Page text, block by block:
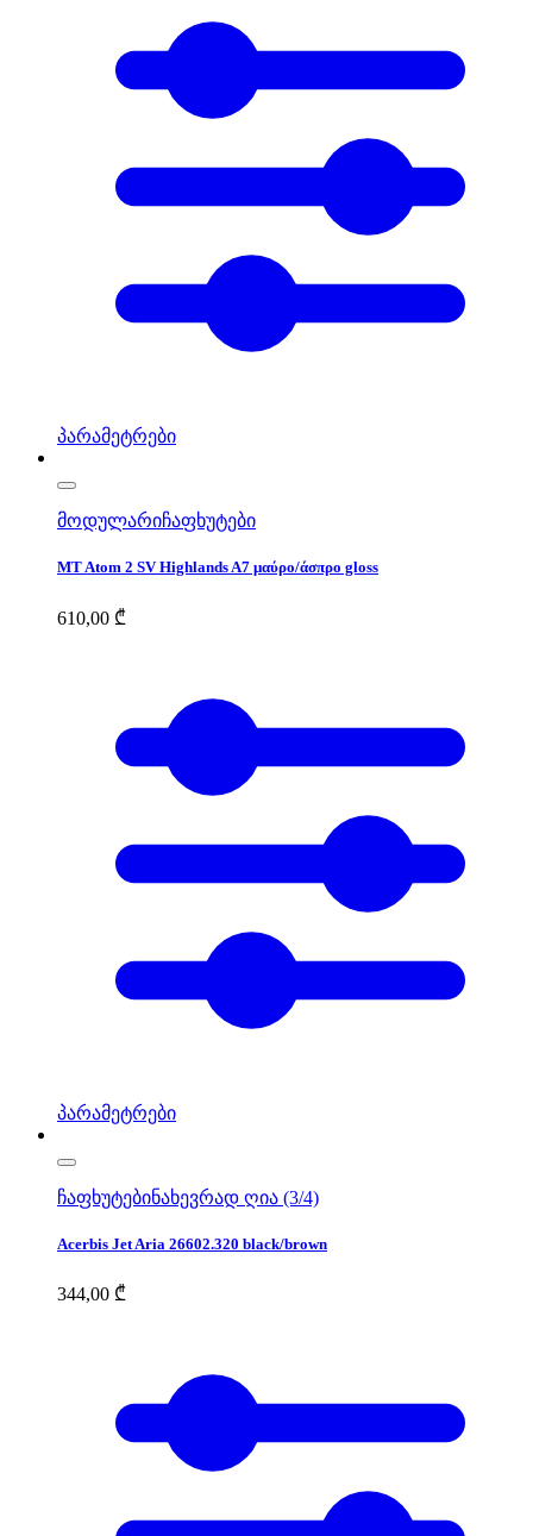
პარამეტრები
მოდულარიჩაფხუტები
MT Atom 2 SV Highlands A7 μαύρο/άσπρο gloss
610,00 ₾
პარამეტრები
ჩაფხუტებინახევრად ღია (3/4)
Acerbis Jet Aria 26602.320 black/brown
344,00 ₾